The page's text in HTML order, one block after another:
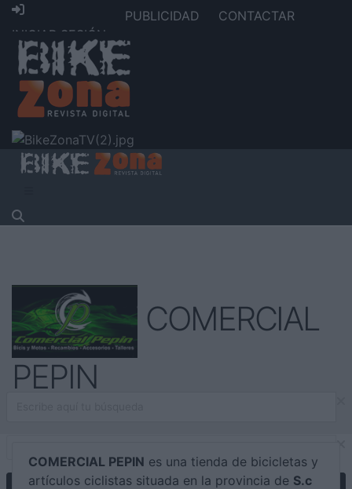
INICIAR SESIÓN
PUBLICIDAD CONTACTAR
COMERCIAL
PEPIN
COMERCIAL PEPIN es una tienda de bicicletas y
artículos ciclistas situada en la provincia de S.c